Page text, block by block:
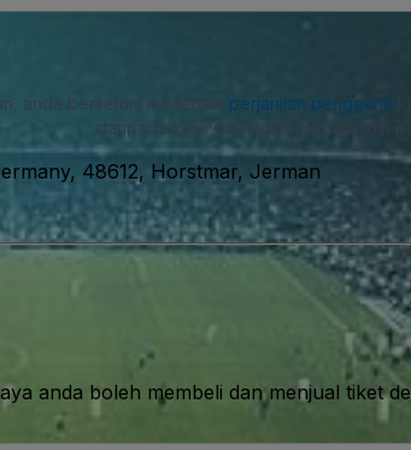
anda bersetuju menerima perjanjian pengguna
daripada kami dan boleh menarik diri
48612, Horstmar, Jerman
anda boleh membeli dan menjual tiket